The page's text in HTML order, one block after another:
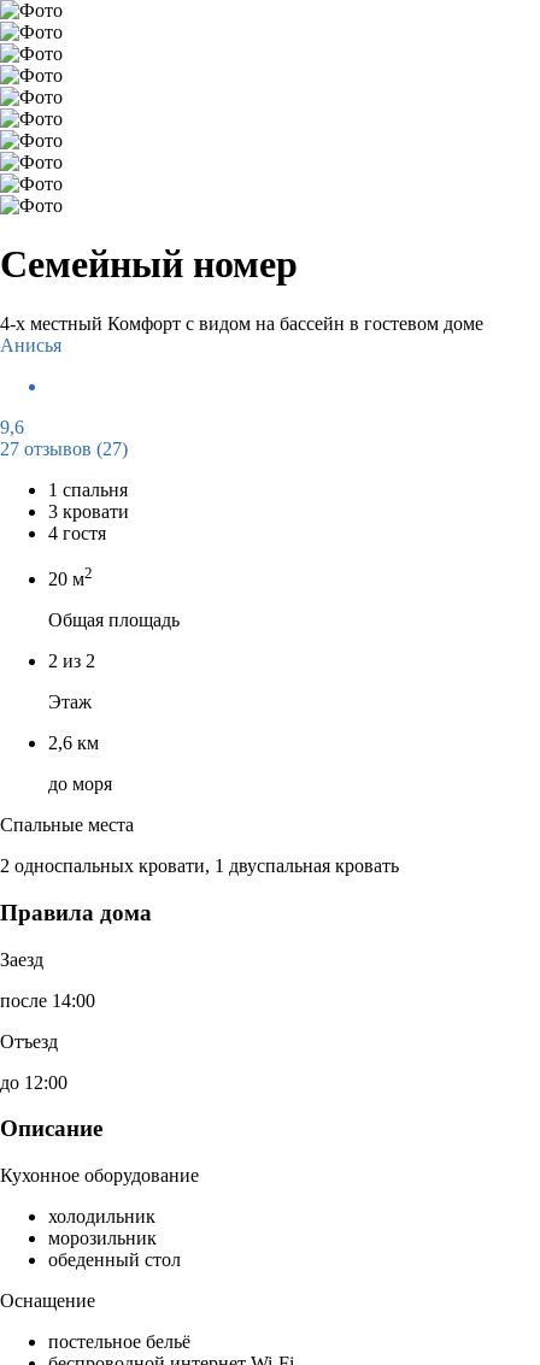
Семейный номер
4-х местный Комфорт с видом на бассейн в гостевом доме
Анисья
9,6
27 отзывов (27)
1 спальня
3 кровати
4 гостя
20 м2
Общая площадь
2 из 2
Этаж
2,6 км
до моря
Спальные места
2 односпальных кровати, 1 двуспальная кровать
Правила дома
Заезд
после 14:00
Отъезд
до 12:00
Описание
Кухонное оборудование
холодильник
морозильник
обеденный стол
Оснащение
постельное бельё